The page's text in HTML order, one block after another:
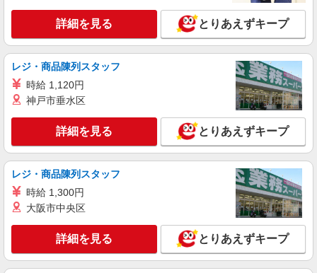
株式会社ウィズ
問い合わせ対応
時給1800円 ★月収例：288,000円⇒時給1800
キープ 詳細を見る
詳細を見る とりあえずキープ
レジ・商品陳列スタッフ
時給 1,120円
神戸市垂水区
詳細を見る とりあえずキープ
レジ・商品陳列スタッフ
時給 1,300円
大阪市中央区
詳細を見る とりあえずキープ